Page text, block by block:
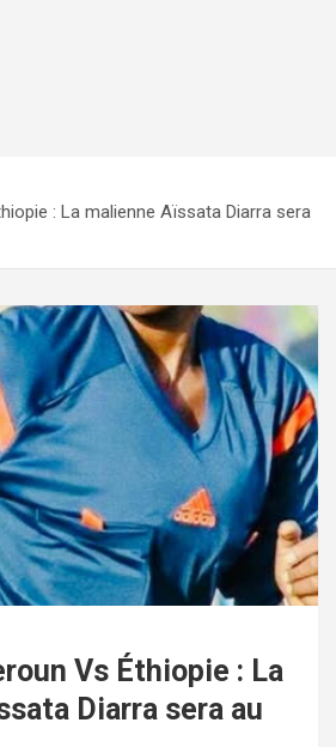
: La malienne Aïssata Diarra sera
Vs Éthiopie : La
Diarra sera au